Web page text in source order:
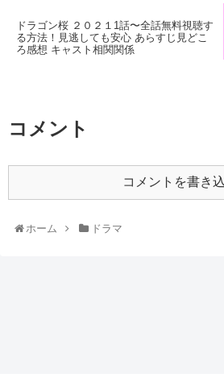
ドラゴン桜 ２０２１1話〜全話無料視聴す
る方法！見逃しても安心 あらすじ見どこ
ろ感想 キャスト相関関係
コメント
コメントを書き
ホーム ドラマ